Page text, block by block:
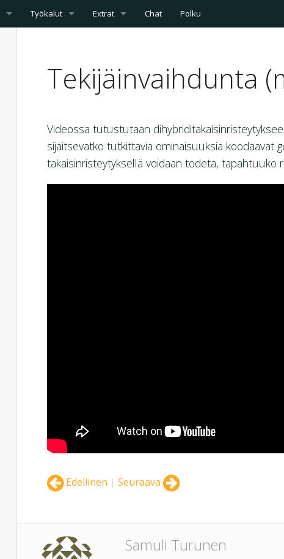
Työkalut Extrat Chat Polku
Tekijäinvaihdunta
Videossa tutustutaan
sijaitsevatko tutkittavia ominaisuuksia koodaavat
takaisinristeytyksellä voidaan todeta, tapahtuuko
Edellinen | Seuraava
Samuli Turunen